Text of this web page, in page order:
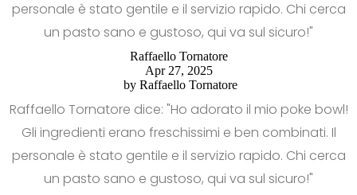
personale è stato gentile e il servizio rapido. Chi cerca
un pasto sano e gustoso, qui va sul sicuro!"
Raffaello Tornatore
Apr 27, 2025
by Raffaello Tornatore
Raffaello Tornatore dice: "Ho adorato il mio poke bowl!
Gli ingredienti erano freschissimi e ben combinati. Il
personale è stato gentile e il servizio rapido. Chi cerca
un pasto sano e gustoso, qui va sul sicuro!"